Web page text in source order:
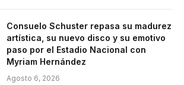
Consuelo Schuster repasa su madurez
artística, su nuevo disco y su emotivo
paso por el Estadio Nacional con
Myriam Hernández
Agosto 6, 2026